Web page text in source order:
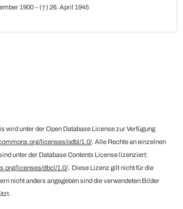
1900 – (†) 26. April 1945
wird unter der Open Database License zur Verfügung
licenses/odbl/1.0/. Alle Rechte an einzelnen
unter der Database Contents License lizenziert:
licenses/dbcl/1.0/. Diese Lizenz gilt nicht für die
nicht anders angegeben sind die verwendeten Bilder